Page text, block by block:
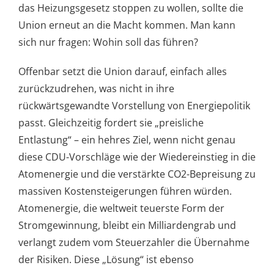
das Heizungsgesetz stoppen zu wollen, sollte die
Union erneut an die Macht kommen. Man kann
sich nur fragen: Wohin soll das führen?
Offenbar setzt die Union darauf, einfach alles
zurückzudrehen, was nicht in ihre
rückwärtsgewandte Vorstellung von Energiepolitik
passt. Gleichzeitig fordert sie „preisliche
Entlastung“ – ein hehres Ziel, wenn nicht genau
diese CDU-Vorschläge wie der Wiedereinstieg in die
Atomenergie und die verstärkte CO2-Bepreisung zu
massiven Kostensteigerungen führen würden.
Atomenergie, die weltweit teuerste Form der
Stromgewinnung, bleibt ein Milliardengrab und
verlangt zudem vom Steuerzahler die Übernahme
der Risiken. Diese „Lösung“ ist ebenso